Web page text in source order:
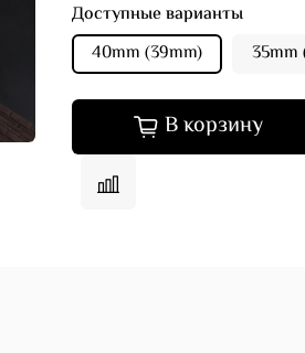
Доступные варианты
40mm (39mm)
35mm
В корзину